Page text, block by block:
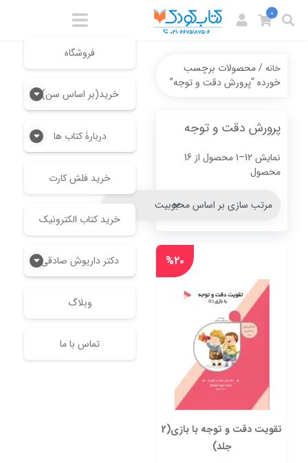
فروشگاه
خرید(بر اساس سن)
دربارۀ کتاب ها
خرید فلش کارت
خرید کتاب الکترونیک
دکتر داریوش صادقی
وبلاگ
تماس با ما
0
خانه/ محصولات برچسب
خورده “پرورش دقت و توجه”
پرورش دقت و توجه
نمایش 12–1 محصول از 16
محصولSorted
popularity
تقویت دقت و توجه با بازی(2
جلد)
%۲۰